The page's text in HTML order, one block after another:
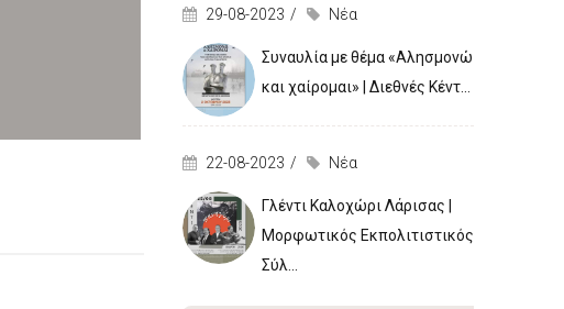
29-08-2023 Νέα
Συναυλία με θέμα «Αλησμονώ
και χαίρομαι» | Διεθνές Κέντ...
22-08-2023 Νέα
Γλέντι Καλοχώρι Λάρισας |
Μορφωτικός Εκπολιτιστικός
Σύλ...